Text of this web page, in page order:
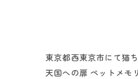
東京都西東京市にて猫
天国への扉 ペットメモ